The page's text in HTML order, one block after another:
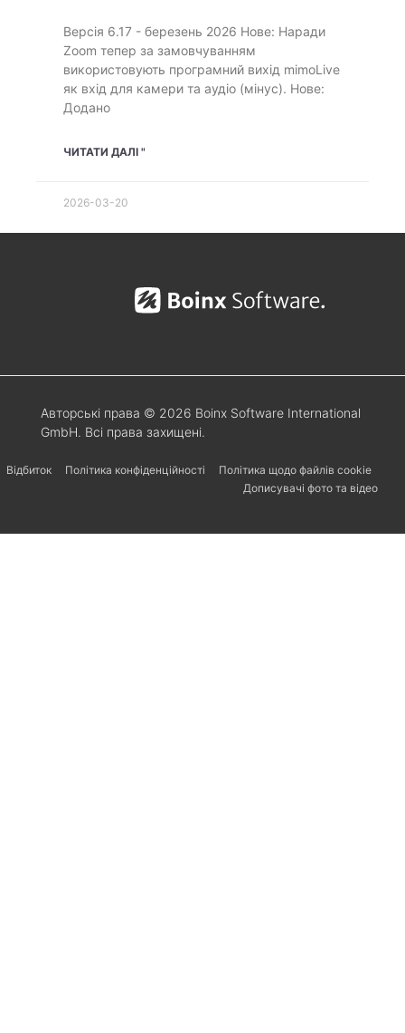
Версія 6.17 - березень 2026 Нове: Наради
Zoom тепер за замовчуванням
використовують програмний вихід mimoLive
як вхід для камери та аудіо (мінус). Нове:
Додано
ЧИТАТИ ДАЛІ "
2026-03-20
Авторські права © 2026 Boinx Software International
GmbH. Всі права захищені.
Відбиток Політика конфіденційності
Політика щодо файлів cookie
Дописувачі фото та відео